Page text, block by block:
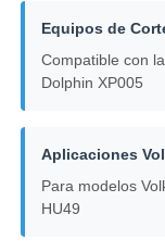
coche Concha
Cortador de
Equipos de
Compatible con
Dolphin XP005
Aplicaciones
Para modelos
HU49